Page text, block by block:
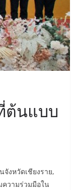
ต้นแบบ
งหวัดเชียงราย,
ความร่วมมือใน